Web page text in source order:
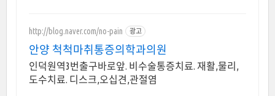
http://blog.naver.com/no-pain 광고
안양 척척마취통증의학과의원
인덕원역3번출구바로앞. 비수술통증치료. 재활,물리,
도수치료. 디스크,오십견,관절염